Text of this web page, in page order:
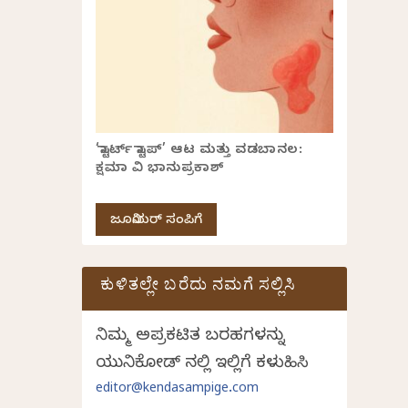
‘ಸ್ಟಾರ್ಟ್ ಸ್ಟಾಪ್’ ಆಟ ಮತ್ತು ವಡಬಾನಲ:
ಕ್ಷಮಾ ವಿ ಭಾನುಪ್ರಕಾಶ್
ಜೂನಿಯರ್ ಸಂಪಿಗೆ
ಕುಳಿತಲ್ಲೇ ಬರೆದು ನಮಗೆ ಸಲ್ಲಿಸಿ
ನಿಮ್ಮ ಅಪ್ರಕಟಿತ ಬರಹಗಳನ್ನು
ಯುನಿಕೋಡ್ ನಲ್ಲಿ ಇಲ್ಲಿಗೆ ಕಳುಹಿಸಿ
editor@kendasampige.com